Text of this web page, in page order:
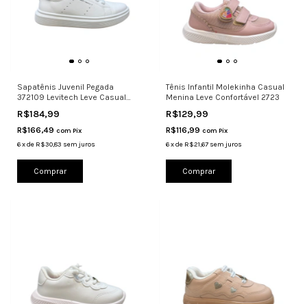
Sapatênis Juvenil Pegada
372109 Levitech Leve Casual
R$184,99
R$166,49 com Pix
6xde R$30,83 sem juros
Comprar
Tênis Infantil Molekinha Casual
Menina Leve Confortável 2723
R$129,99
R$116,99 com Pix
6 xde R$21,67 sem juros
Comprar